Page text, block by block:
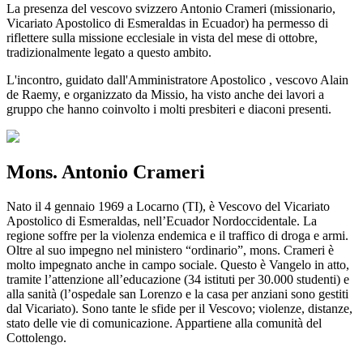
La presenza del vescovo svizzero Antonio Crameri (missionario,
Vicariato Apostolico di Esmeraldas in Ecuador) ha permesso di
riflettere sulla missione ecclesiale in vista del mese di ottobre,
tradizionalmente legato a questo ambito.
L'incontro, guidato dall'Amministratore Apostolico , vescovo Alain
de Raemy, e organizzato da Missio, ha visto anche dei lavori a
gruppo che hanno coinvolto i molti presbiteri e diaconi presenti.
Mons. Antonio Crameri
Nato il 4 gennaio 1969 a Locarno (TI), è Vescovo del Vicariato
Apostolico di Esmeraldas, nell’Ecuador Nordoccidentale. La
regione soffre per la violenza endemica e il traffico di droga e armi.
Oltre al suo impegno nel ministero “ordinario”, mons. Crameri è
molto impegnato anche in campo sociale. Questo è Vangelo in atto,
tramite l’attenzione all’educazione (34 istituti per 30.000 studenti) e
alla sanità (l’ospedale san Lorenzo e la casa per anziani sono gestiti
dal Vicariato). Sono tante le sfide per il Vescovo; violenze, distanze,
stato delle vie di comunicazione. Appartiene alla comunità del
Cottolengo.